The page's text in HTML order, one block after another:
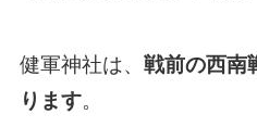
健軍神社は、 戦前の西南
ります。